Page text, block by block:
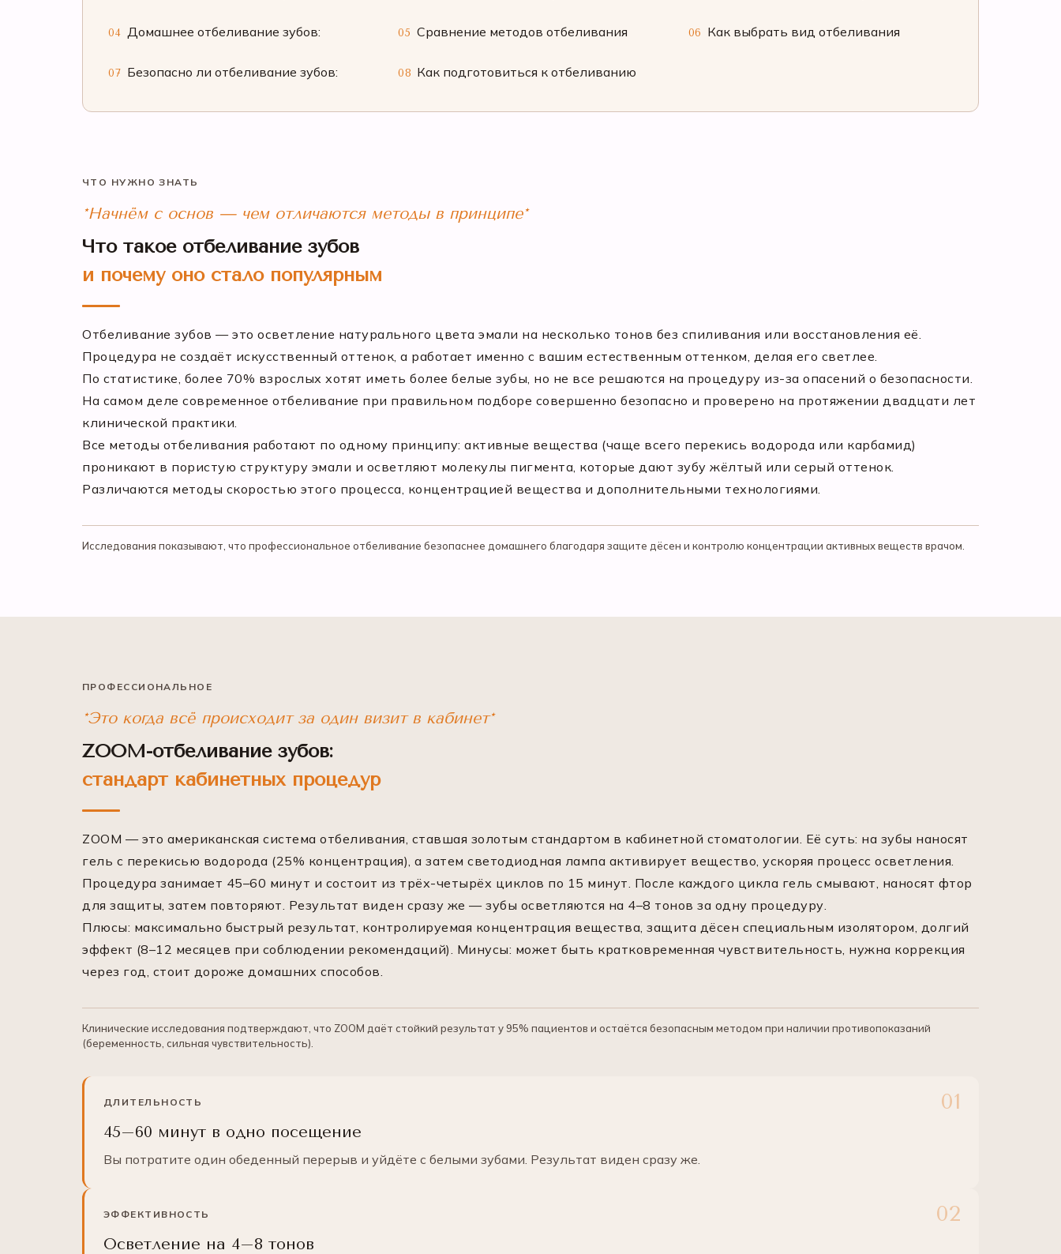
04 Домашнее отбеливание зубов: 05 Сравнение методов отбеливания 06 Как выбрать вид отбеливания
07 Безопасно ли отбеливание зубов: 08 Как подготовиться к отбеливанию
ЧТО НУЖНО ЗНАТЬ
*Начнём с основ — чем отличаются методы в принципе*
Что такое отбеливание зубов
и почему оно стало популярным
Отбеливание зубов — это осветление натурального цвета эмали на несколько тонов без спиливания или восстановления её.
Процедура не создаёт искусственный оттенок, а работает именно с вашим естественным оттенком, делая его светлее.
По статистике, более 70% взрослых хотят иметь более белые зубы, но не все решаются на процедуру из-за опасений о безопасности.
На самом деле современное отбеливание при правильном подборе совершенно безопасно и проверено на протяжении двадцати лет
клинической практики.
Все методы отбеливания работают по одному принципу: активные вещества (чаще всего перекись водорода или карбамид)
проникают в пористую структуру эмали и осветляют молекулы пигмента, которые дают зубу жёлтый или серый оттенок.
Различаются методы скоростью этого процесса, концентрацией вещества и дополнительными технологиями.
Исследования показывают, что профессиональное отбеливание безопаснее домашнего благодаря защите дёсен и контролю концентрации активных веществ врачом.
ПРОФЕССИОНАЛЬНОЕ
*Это когда всё происходит за один визит в кабинет*
ZOOM-отбеливание зубов:
стандарт кабинетных процедур
ZOOM — это американская система отбеливания, ставшая золотым стандартом в кабинетной стоматологии. Её суть: на зубы наносят
гель с перекисью водорода (25% концентрация), а затем светодиодная лампа активирует вещество, ускоряя процесс осветления.
Процедура занимает 45–60 минут и состоит из трёх-четырёх циклов по 15 минут. После каждого цикла гель смывают, наносят фтор
для защиты, затем повторяют. Результат виден сразу же — зубы осветляются на 4–8 тонов за одну процедуру.
Плюсы: максимально быстрый результат, контролируемая концентрация вещества, защита дёсен специальным изолятором, долгий
эффект (8–12 месяцев при соблюдении рекомендаций). Минусы: может быть кратковременная чувствительность, нужна коррекция
через год, стоит дороже домашних способов.
Клинические исследования подтверждают, что ZOOM даёт стойкий результат у 95% пациентов и остаётся безопасным методом при наличии противопоказаний
(беременность, сильная чувствительность).
ДЛИТЕЛЬНОСТЬ
45–60 минут в одно посещение
Вы потратите один обеденный перерыв и уйдёте с белыми зубами. Результат виден сразу же.
ЭФФЕКТИВНОСТЬ
Осветление на 4–8 тонов